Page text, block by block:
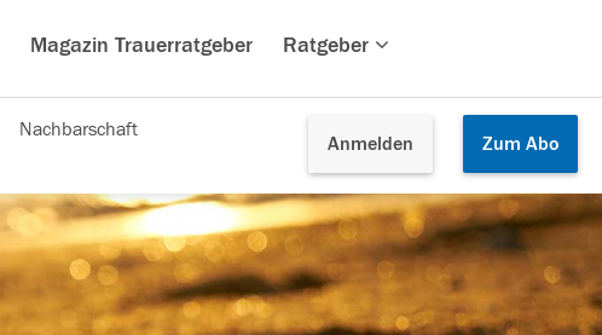
Magazin Trauerratgeber Ratgeber
Anmelden Zum Abo
Nachbarschaft